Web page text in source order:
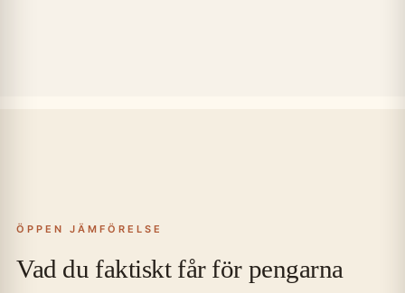
ÖPPEN JÄMFÖRELSE
Vad du faktiskt får för pengarna